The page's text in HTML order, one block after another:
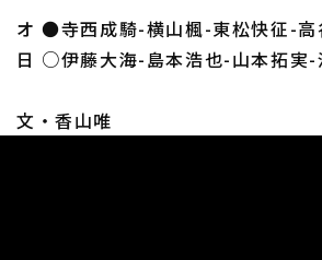
オ ●寺西成騎-横山楓-東松快征-高
日 ○伊藤大海-島本浩也-山本拓実-
文・香山唯